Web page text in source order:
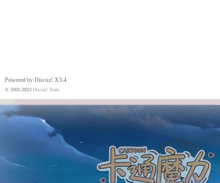
Powered by Discuz! X3.4
© 2001-2023 Discuz! Team